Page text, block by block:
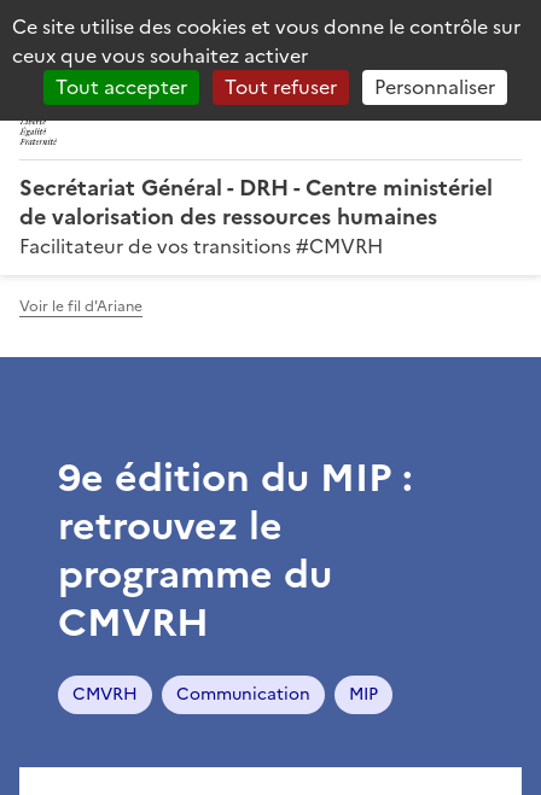
Panneau de gestion des cookies
Ce site utilise des cookies et vous donne le contrôle sur
ceux que vous souhaitez activer
Tout accepter
Tout refuser Personnaliser
MINISTÈRES
TRANSITION ÉCOLOGIQUE
AMÉNAGEMENT DU TERRITOIRE
TRANSPORTS
VILLE ET LOGEMENT
Secrétariat Général - DRH - Centre ministériel
de valorisation des ressources humaines
Facilitateur de vos transitions #CMVRH
Voir le fil d'Ariane
9e édition du MIP :
retrouvez le
programme du
CMVRH
CMVRH Communication MIP